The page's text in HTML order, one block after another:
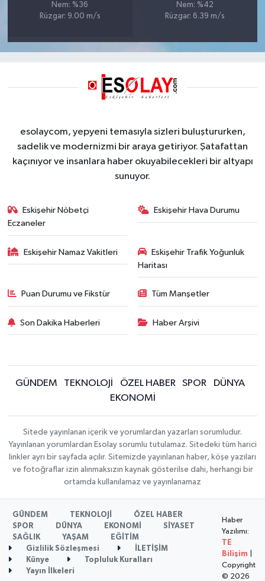
Nem: %36
Rüzgar: 9.00 m/s
Nem: %42
Rüzgar: 6.39 m/s
esolaycom, yepyeni temasıyla sizleri buluştururken,
sadelik ve modernizmi bir araya getiriyor. Şatafattan
kaçınıyor ve insanlara haber okuyabilecekleri bir altyapı
sunuyor.
Eskişehir Nöbetçi
Eczaneler
Eskişehir Hava Durumu
Eskişehir Namaz Vakitleri
Eskişehir Trafik Yoğunluk
Haritası
Puan Durumu ve Fikstür Tüm Manşetler
Son Dakika Haberleri Haber Arşivi
GÜNDEM TEKNOLOJİ ÖZEL HABER SPOR
DÜNYA
EKONOMİ
Sitede yayınlanan içerik ve yorumlardan yazarları sorumludur.
Yayınlanan yorumlardan Esolay sorumlu tutulamaz. Sitedeki tüm harici
linkler ayrı bir sayfada açılır. Sitemizde yayınlanan haber, köşe yazıları
ve fotoğraflar izin alınmaksızın kaynak gösterilse dahi, herhangi bir
ortamda kullanılamaz ve yayınlanamaz
GÜNDEM TEKNOLOJİ
ÖZEL HABER
SPOR
DÜNYA EKONOMİ
SİYASET
SAĞLIK
YAŞAM
EĞİTİM
Gizlilik Sözleşmesi
İLETİŞİM
Künye
Topluluk Kuralları
Yayın İlkeleri
Haber
Yazılımı:
TE
Bilişim
Copyright
© 2026